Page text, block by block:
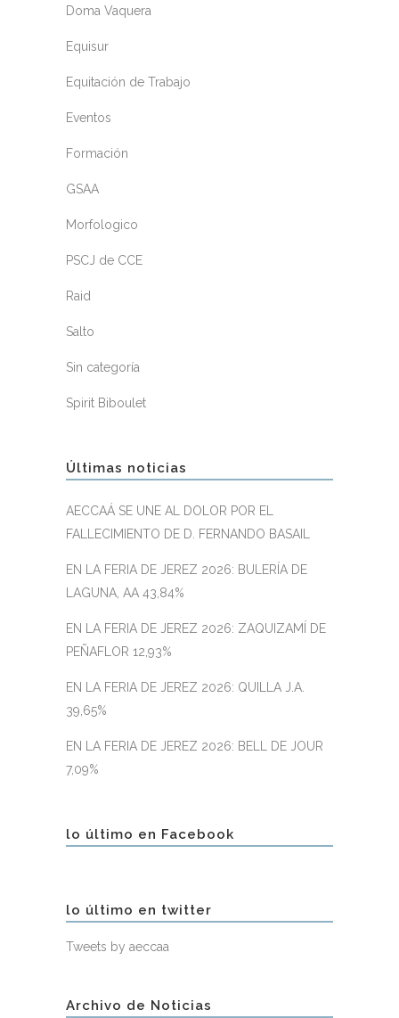
Doma Vaquera
Equisur
Equitación de Trabajo
Eventos
Formación
GSAA
Morfologico
PSCJ de CCE
Raid
Salto
Sin categoría
Spirit Biboulet
Últimas noticias
AECCAÁ SE UNE AL DOLOR POR EL
FALLECIMIENTO DE D. FERNANDO BASAIL
EN LA FERIA DE JEREZ 2026: BULERÍA DE
LAGUNA, AA 43,84%
EN LA FERIA DE JEREZ 2026: ZAQUIZAMÍ DE
PEÑAFLOR 12,93%
EN LA FERIA DE JEREZ 2026: QUILLA J.A.
39,65%
EN LA FERIA DE JEREZ 2026: BELL DE JOUR
7,09%
lo último en Facebook
lo último en twitter
Tweets by aeccaa
Archivo de Noticias